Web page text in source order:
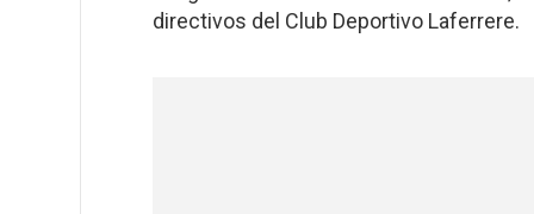
directivos del Club Deportivo Laferrere.